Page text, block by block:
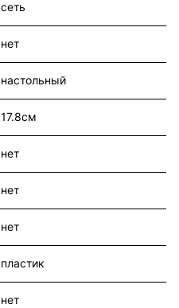
сеть
нет
настольный
17.8см
нет
нет
нет
пластик
нет